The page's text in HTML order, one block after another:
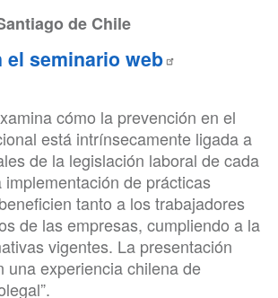
de Chile
el seminario web
cómo la prevención en el
está intrínsecamente ligada a
de la legislación laboral de cada
de prácticas
tanto a los trabajadores
de las empresas, cumpliendo a la
vigentes. La presentación
una experiencia chilena de